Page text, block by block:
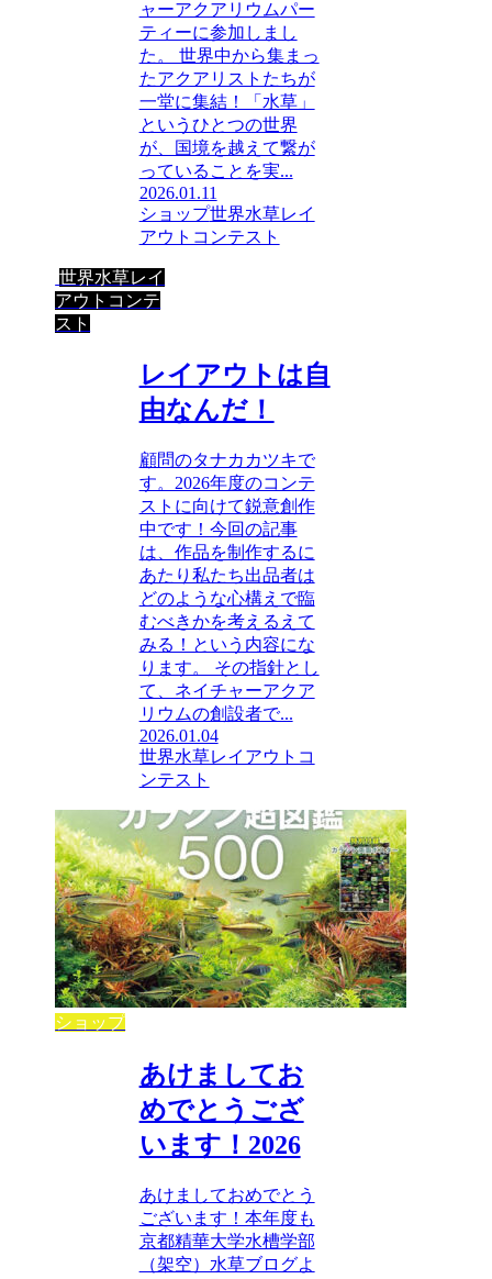
ャーアクアリウムパー
ティーに参加しまし
た。 世界中から集まっ
たアクアリストたちが
一堂に集結！「水草」
というひとつの世界
が、国境を越えて繋が
っていることを実...
2026.01.11
ショップ世界水草レイ
アウトコンテスト
世界水草レイ
アウトコンテ
スト
レイアウトは自
由なんだ！
顧問のタナカカツキで
す。2026年度のコンテ
ストに向けて鋭意創作
中です！今回の記事
は、作品を制作するに
あたり私たち出品者は
どのような心構えで臨
むべきかを考えるえて
みる！という内容にな
ります。 その指針とし
て、ネイチャーアクア
リウムの創設者で...
2026.01.04
世界水草レイアウトコ
ンテスト
ショップ
あけましてお
めでとうござ
います！2026
あけましておめでとう
ございます！本年度も
京都精華大学水槽学部
（架空）水草ブログよ